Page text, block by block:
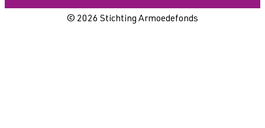
© 2026 Stichting Armoedefonds